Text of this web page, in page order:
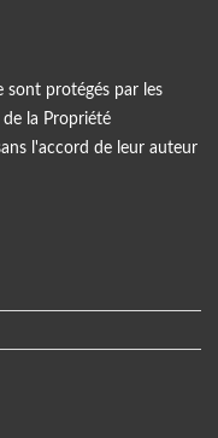
sont protégés par les
la Propriété
l'accord de leur auteur